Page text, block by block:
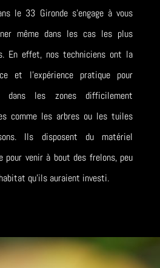
le 33 Gironde s’engage à vous
même dans les cas les plus
En effet, nos techniciens ont la
et l’expérience pratique pour
dans les zones difficilement
comme les arbres ou les tuiles
Ils disposent du matériel
pour venir à bout des frelons, peu
qu’ils auraient investi.